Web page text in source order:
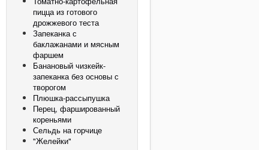
пицца из готового
дрожжевого теста
Запеканка с
баклажанами и мясным
фаршем
Банановый чизкейк-
запеканка без основы с
творогом
Плюшка-рассыпушка
Перец, фаршированный
кореньями
Сельдь на горчице
"Желейки"